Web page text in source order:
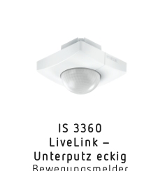
IS 3360
LiveLink –
Unterputz eckig